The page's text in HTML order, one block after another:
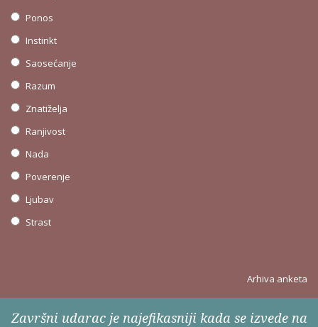
Ponos
Instinkt
Saosećanje
Razum
Znatiželja
Ranjivost
Nada
Poverenje
Ljubav
Strast
Arhiva anketa
Završni udarac je najefikasniji kada se izvede na